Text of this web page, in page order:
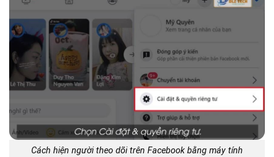
Cách hiện người theo dõi trên Facebook bằng máy tính